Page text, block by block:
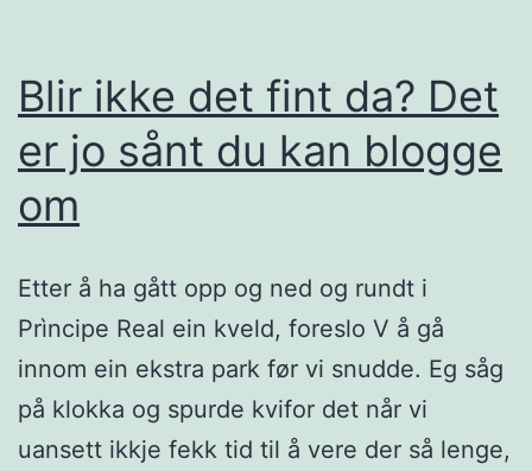
Blir ikke det fint da? Det
er jo sånt du kan blogge
om
Etter å ha gått opp og ned og rundt i
Prìncipe Real ein kveld, foreslo V å gå
innom ein ekstra park før vi snudde. Eg såg
på klokka og spurde kvifor det når vi
uansett ikkje fekk tid til å vere der så lenge,